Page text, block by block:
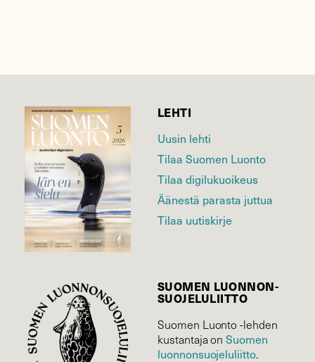
LEHTI
Uusin lehti
Tilaa Suomen Luonto
Tilaa digilukuoikeus
Äänestä parasta juttua
Tilaa uutiskirje
SUOMEN LUONNON­
SUOJELU­LIITTO
Suomen Luonto -lehden
kustantaja onSuomen
luonnonsuojelu­liitto.